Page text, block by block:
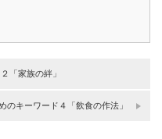
「家族の絆」
のキーワード４「飲食の作法」